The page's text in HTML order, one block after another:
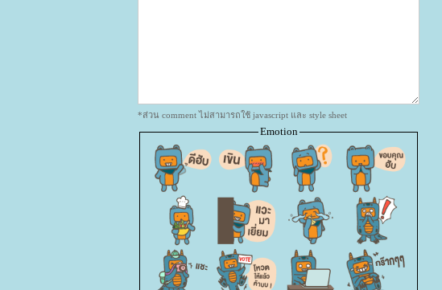
*ส่วน comment ไม่สามารถใช้ javascript และ style sheet
Emotion